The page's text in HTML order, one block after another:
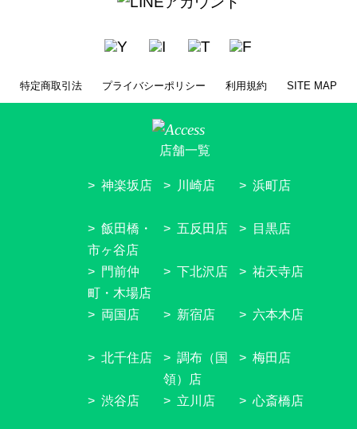
特定商取引法 プライバシーポリシー 利用規約 SITE MAP
店舗一覧
神楽坂店
飯田橋・
市ヶ谷店
門前仲
町・木場店
両国店
北千住店
渋谷店
川崎店
五反田店
下北沢店
新宿店
調布（国
領）店
立川店
浜町店
目黒店
祐天寺店
六本木店
梅田店
心斎橋店